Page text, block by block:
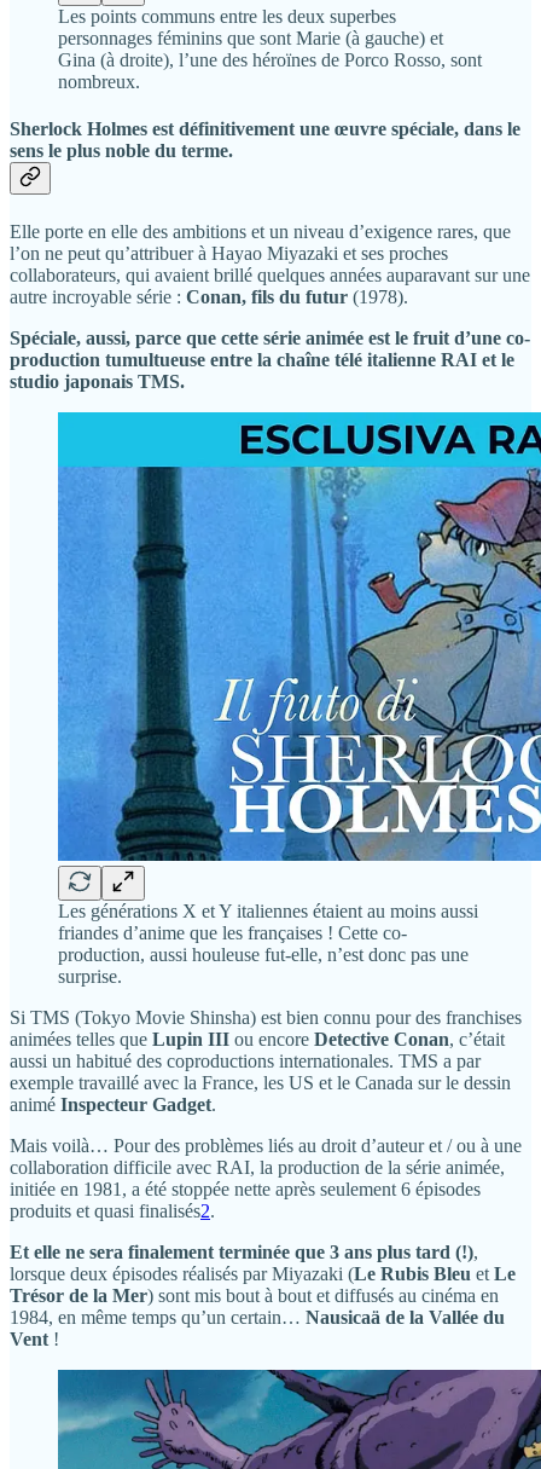
Les points communs entre les deux superbes
personnages féminins que sont Marie (à gauche) et
Gina (à droite), l’une des héroïnes de Porco Rosso, sont
nombreux.
Sherlock Holmes est définitivement une œuvre spéciale, dans le
sens le plus noble du terme.
Elle porte en elle des ambitions et un niveau d’exigence rares, que
l’on ne peut qu’attribuer à Hayao Miyazaki et ses proches
collaborateurs, qui avaient brillé quelques années auparavant sur une
autre incroyable série : Conan, fils du futur (1978).
Spéciale, aussi, parce que cette série animée est le fruit d’une co-
production tumultueuse entre la chaîne télé italienne RAI et le
studio japonais TMS.
Les générations X et Y italiennes étaient au moins aussi
friandes d’anime que les françaises ! Cette co-
production, aussi houleuse fut-elle, n’est donc pas une
surprise.
Si TMS (Tokyo Movie Shinsha) est bien connu pour des franchises
animées telles que Lupin III ou encore Detective Conan, c’était
aussi un habitué des coproductions internationales. TMS a par
exemple travaillé avec la France, les US et le Canada sur le dessin
animé Inspecteur Gadget.
Mais voilà… Pour des problèmes liés au droit d’auteur et / ou à une
collaboration difficile avec RAI, la production de la série animée,
initiée en 1981, a été stoppée nette après seulement 6 épisodes
produits et quasi finalisés2.
Et elle ne sera finalement terminée que 3 ans plus tard (!),
lorsque deux épisodes réalisés par Miyazaki (Le Rubis Bleu et Le
Trésor de la Mer) sont mis bout à bout et diffusés au cinéma en
1984, en même temps qu’un certain… Nausicaä de la Vallée du
Vent !